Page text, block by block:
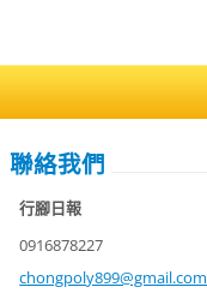
聯絡我們
行腳日報
0916878227
chongpoly899@gmail.com